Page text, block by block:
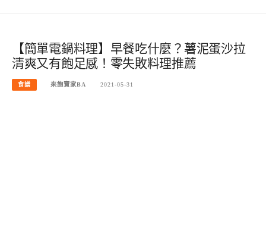
【簡單電鍋料理】早餐吃什麼？薯泥蛋沙拉
清爽又有飽足感！零失敗料理推薦
食譜 來飽寶家BA 2021-05-31